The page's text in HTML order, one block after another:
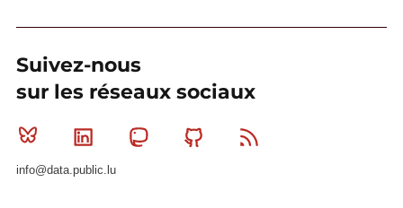
Suivez-nous
sur les réseaux sociaux
Bluesky Linkedin MastodonGithub
info@data.public.lu